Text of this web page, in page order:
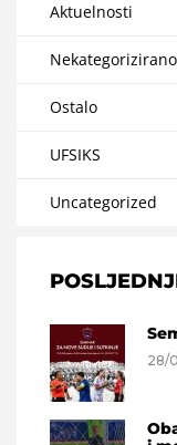
Aktuelnosti
Nekategorizirano
Ostalo
UFSIKS
Uncategorized
28/